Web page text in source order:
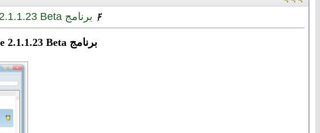
برنامج VSO DVD Converter Ultimate 2.1.1.23 Beta لتحويل ملفات فيديو DVD
برنامج VSO DVD Converter Ultimate 2.1.1.23 Beta لتحويل ملفات فيديو DVD